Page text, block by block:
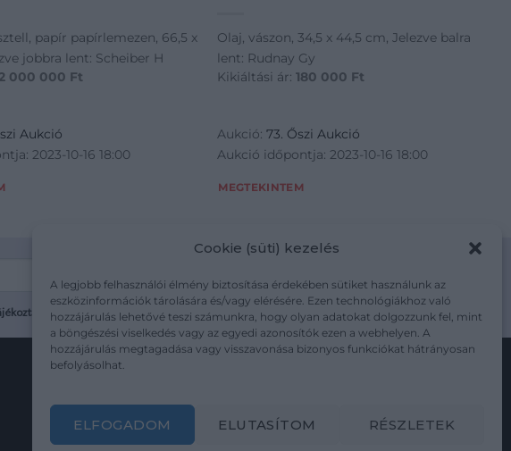
Cookie (süti) kezelés
A legjobb felhasználói élmény biztosítása érdekében sütiket használunk az
eszközinformációk tárolására és/vagy elérésére. Ezen technológiákhoz való
hozzájárulás lehetővé teszi számunkra, hogy olyan adatokat dolgozzunk fel, mint
a böngészési viselkedés vagy az egyedi azonosítók ezen a webhelyen. A
hozzájárulás megtagadása vagy visszavonása bizonyos funkciókat hátrányosan
befolyásolhat.
ELFOGADOM ELUTASÍTOM RÉSZLETEK
papír papírlemezen, 66,5 x
jobbra lent: Scheiber H
2 000 000 Ft
Aukció
2023-10-16 18:00
Olaj, vászon, 34,5 x 44,5 cm, Jelezve balra
lent: Rudnay Gy
Kikiáltási ár:180 000 Ft
Aukció:73. Őszi Aukció
Aukció időpontja: 2023-10-16 18:00
MEGTEKINTEM
mutargy.com/adatkezelesi-tajekoztato/